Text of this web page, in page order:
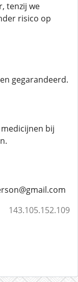
tenzij we
risico op
gegarandeerd.
bij
143.105.152.109